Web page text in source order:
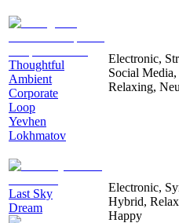
Thoughtful
Ambient
Corporate
Loop
Yevhen
Lokhmatov
Electronic,
Social
Relaxing,
Last Sky
Dream
Electronic,
Hybrid,
Happy